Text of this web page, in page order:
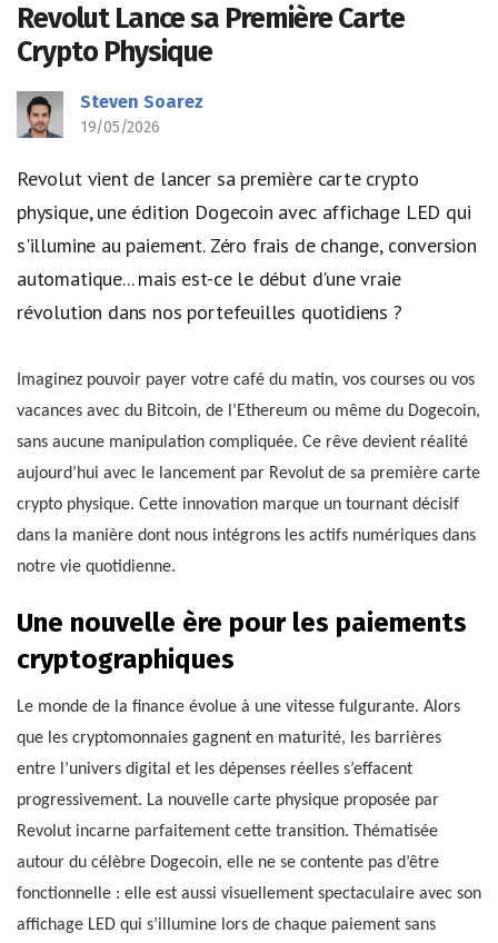
Revolut Lance sa Première Carte
Crypto Physique
Steven Soarez
19/05/2026
Revolut vient de lancer sa première carte crypto
physique, une édition Dogecoin avec affichage LED qui
s'illumine au paiement. Zéro frais de change, conversion
automatique... mais est-ce le début d'une vraie
révolution dans nos portefeuilles quotidiens ?
Imaginez pouvoir payer votre café du matin, vos courses ou vos
vacances avec du Bitcoin, de l’Ethereum ou même du Dogecoin,
sans aucune manipulation compliquée. Ce rêve devient réalité
aujourd’hui avec le lancement par Revolut de sa première carte
crypto physique. Cette innovation marque un tournant décisif
dans la manière dont nous intégrons les actifs numériques dans
notre vie quotidienne.
Une nouvelle ère pour les paiements
cryptographiques
Le monde de la finance évolue à une vitesse fulgurante. Alors
que les cryptomonnaies gagnent en maturité, les barrières
entre l’univers digital et les dépenses réelles s’effacent
progressivement. La nouvelle carte physique proposée par
Revolut incarne parfaitement cette transition. Thématisée
autour du célèbre Dogecoin, elle ne se contente pas d’être
fonctionnelle : elle est aussi visuellement spectaculaire avec son
affichage LED qui s’illumine lors de chaque paiement sans